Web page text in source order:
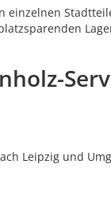
Leipzig und